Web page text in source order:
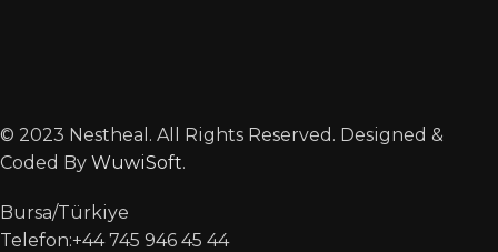
© 2023 Nestheal. All Rights Reserved. Designed &
Coded By WuwiSoft.
Bursa/Türkiye
Telefon:+44 745 946 45 44